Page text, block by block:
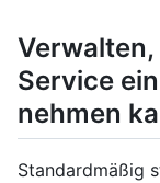
Service
nehmen
Standardmäßig